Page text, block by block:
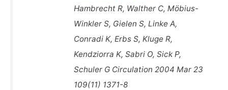
Hambrecht R, Walther C, Möbius-
Winkler S, Gielen S, Linke A,
Conradi K, Erbs S, Kluge R,
Kendziorra K, Sabri O, Sick P,
Schuler G Circulation 2004 Mar 23
109(11) 1371-8